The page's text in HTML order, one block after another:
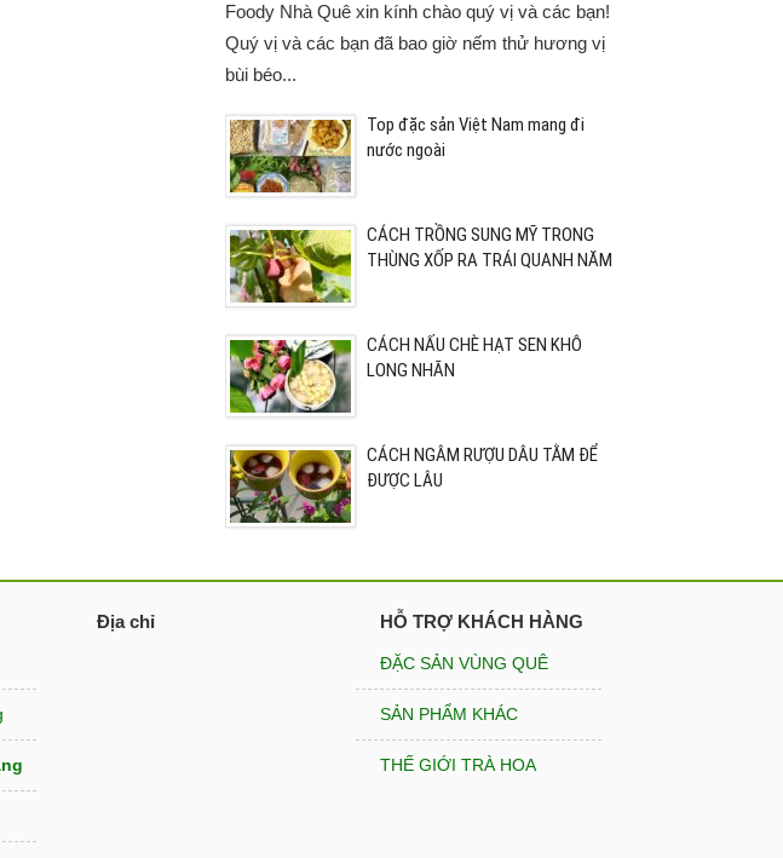
Foody Nhà Quê xin kính chào quý vị và các bạn!
Quý vị và các bạn đã bao giờ nếm thử hương vị
bùi béo...
Top đặc sản Việt Nam mang đi
nước ngoài
CÁCH TRỒNG SUNG MỸ TRONG
THÙNG XỐP RA TRÁI QUANH NĂM
CÁCH NẤU CHÈ HẠT SEN KHÔ
LONG NHÃN
CÁCH NGÂM RƯỢU DÂU TẰM ĐỂ
ĐƯỢC LÂU
Địa chỉ HỖ TRỢ KHÁCH HÀNG
ĐẶC SẢN VÙNG QUÊ
SẢN PHẨM KHÁC
THẾ GIỚI TRÀ HOA